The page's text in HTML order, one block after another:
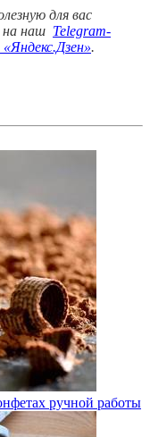
для вас
на наш Telegram-
«Яндекс.Дзен».
ручной работы